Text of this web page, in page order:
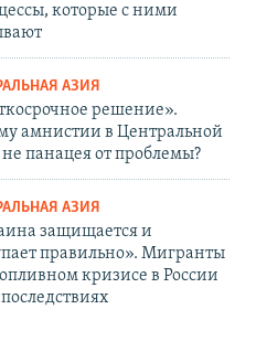
которые с ними
АЗИЯ
решение».
амнистии в Центральной
панацея от проблемы?
АЗИЯ
защищается и
правильно». Мигранты
кризисе в России